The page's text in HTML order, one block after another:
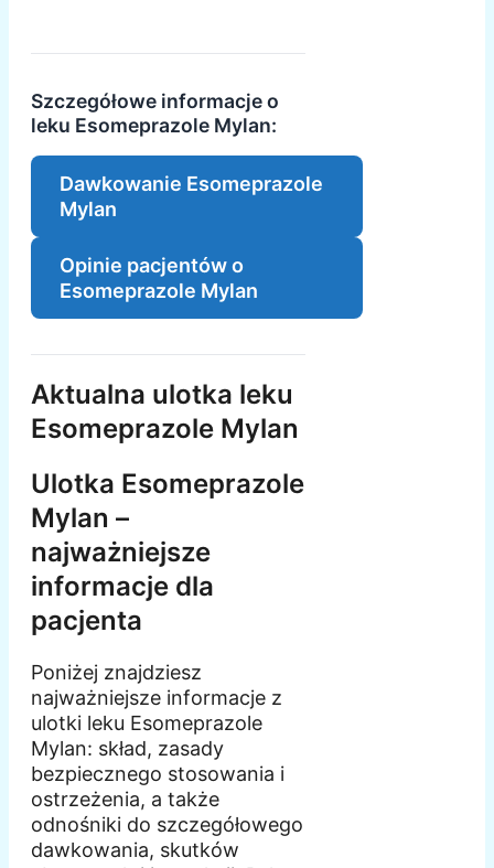
Szczegółowe informacje o
leku Esomeprazole Mylan:
Dawkowanie Esomeprazole
Mylan
Opinie pacjentów o
Esomeprazole Mylan
Aktualna ulotka leku
Esomeprazole Mylan
Ulotka Esomeprazole
Mylan –
najważniejsze
informacje dla
pacjenta
Poniżej znajdziesz
najważniejsze informacje z
ulotki leku Esomeprazole
Mylan: skład, zasady
bezpiecznego stosowania i
ostrzeżenia, a także
odnośniki do szczegółowego
dawkowania, skutków